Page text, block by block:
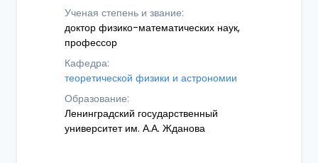
Ученая степень и звание:
доктор физико-математических наук,
профессор
Кафедра:
теоретической физики и астрономии
Образование:
Ленинградский государственный
университет им. А.А. Жданова